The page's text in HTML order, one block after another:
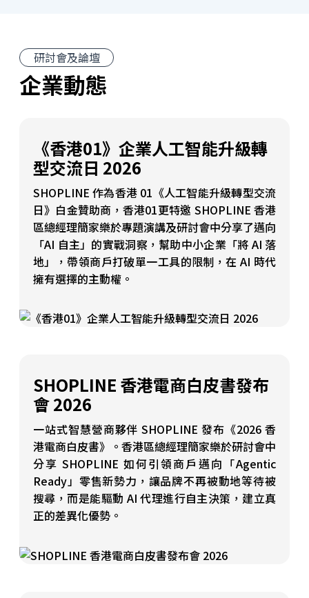
研討會及論壇
企業動態
《香港01》企業人工智能升級轉
型交流日 2026
SHOPLINE 作為香港 01《人工智能升級轉型交流
日》白金贊助商，香港01更特邀 SHOPLINE 香港
區總經理簡家樂於專題演講及研討會中分享了邁向
「AI 自主」的實戰洞察，幫助中小企業「將 AI 落
地」，帶領商戶打破單一工具的限制，在 AI 時代
擁有選擇的主動權。
SHOPLINE 香港電商白皮書發布
會 2026
一站式智慧營商夥伴 SHOPLINE 發布《2026 香
港電商白皮書》。香港區總經理簡家樂於研討會中
分享 SHOPLINE 如何引領商戶邁向「Agentic
Ready」零售新勢力，讓品牌不再被動地等待被
搜尋，而是能驅動 AI 代理進行自主決策，建立真
正的差異化優勢。